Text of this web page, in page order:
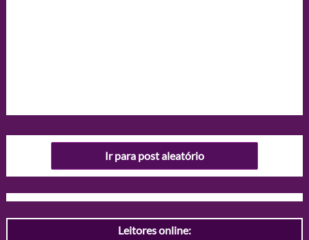
Ir para post aleatório
Leitores online: